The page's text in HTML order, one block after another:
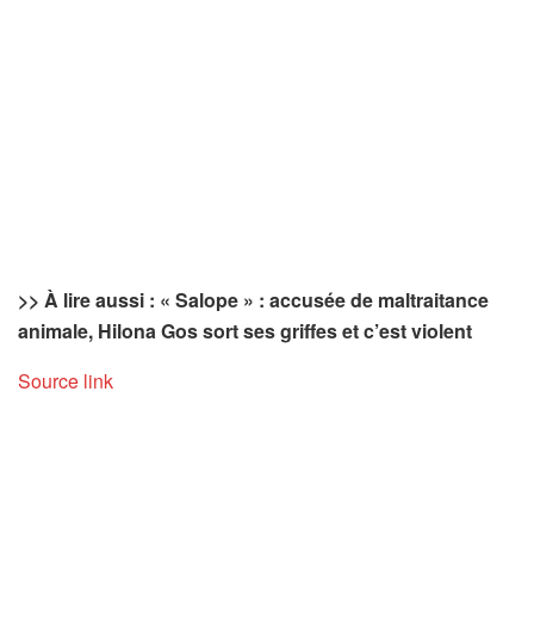
>> À lire aussi : « Salope » : accusée de maltraitance
animale, Hilona Gos sort ses griffes et c’est violent
Source link